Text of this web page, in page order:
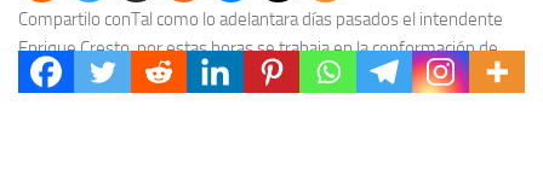
Compartilo conTal como lo adelantara días pasados el intendente
Enrique Cresto, por estas horas se trabaja en la conformación de
una mesa de trabajo entre...